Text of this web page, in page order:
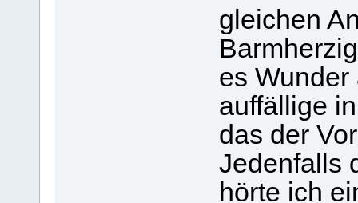
gleichen
es
auffällige
das der
Jedenfalls
hörte ich